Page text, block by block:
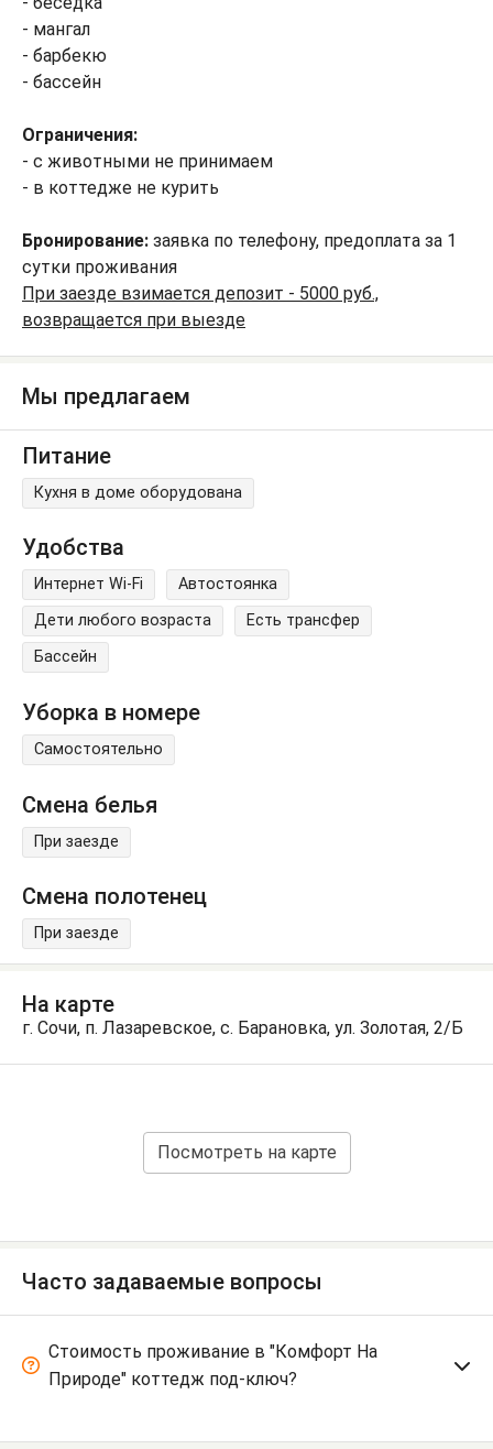
- мангал
- барбекю
- бассейн
Ограничения:
- с животными не принимаем
- в коттедже не курить
Бронирование: заявка по телефону, предоплата за 1
сутки проживания
При заезде взимается депозит - 5000 руб.,
возвращается при выезде
Мы предлагаем
Питание
Кухня в доме оборудована
Удобства
Интернет Wi-Fi
Автостоянка
Дети любого возраста
Есть трансфер
Бассейн
Уборка в номере
Самостоятельно
Смена белья
При заезде
Смена полотенец
При заезде
На карте
г. Сочи, п. Лазаревское, с. Барановка, ул. Золотая, 2/Б
Посмотреть на карте
Часто задаваемые вопросы
Стоимость проживание в "Комфорт На
Природе" коттедж под-ключ?